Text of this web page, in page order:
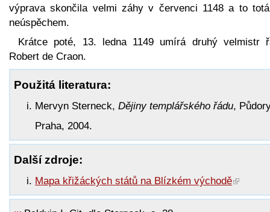
výprava skončila velmi záhy v červenci 1148 a to
neúspěchem.
Krátce poté, 13. ledna 1149 umírá druhý velmistr
Robert de Craon.
Použitá literatura:
Mervyn Sterneck, Dějiny templářského řádu,
Praha, 2004.
Další zdroje:
Mapa křižáckých států na Blízkém východě